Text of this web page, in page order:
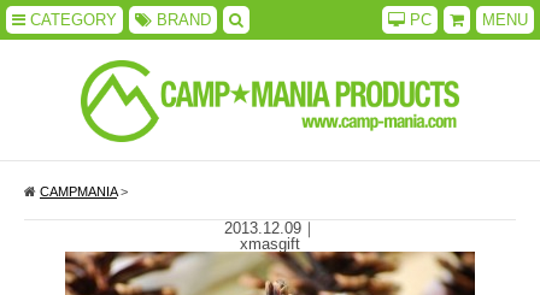
CATEGORY BRAND MENU
PC
CAMPMANIA>
2013.12.09｜
xmasgift